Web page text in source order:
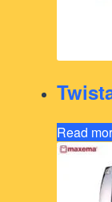
Read